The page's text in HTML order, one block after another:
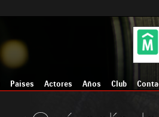
Países Actores Años Club